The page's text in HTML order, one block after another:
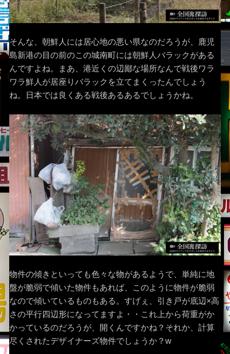
そんな、朝鮮人には居心地の悪い県なのだろうが、鹿児
島新港の目の前のこの城南町には朝鮮人バラックがある
んですよね。まあ、港近くの辺鄙な場所なんで戦後ワラ
ワラ鮮人が居座りバラックを立てまくったんでしょう
ね。日本では良くある戦後あるあるでしょうかね。
物件の傾きといっても色々な物があるようで、単純に地
盤が脆弱で傾いた物件もあれば、このように物件が脆弱
なので傾いているものもある。すげぇ、引き戸が底辺×高
さの平行四辺形になってますよ・・これ上から荷重がか
かっているのだろうが、開くんですかね？それか、計算
尽くされたデザイナーズ物件でしょうか？w